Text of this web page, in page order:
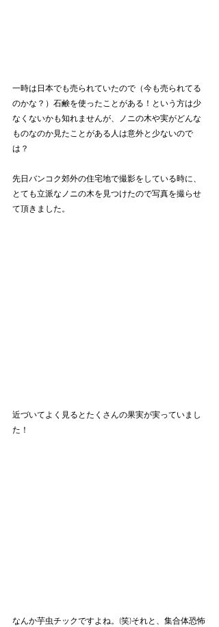
一時は日本でも売られていたので（今も売られてる
のかな？）石鹸を使ったことがある！という方は少
なくないかも知れませんが、ノニの木や実がどんな
ものなのか見たことがある人は意外と少ないので
は？
先日バンコク郊外の住宅地で撮影をしている時に、
とても立派なノニの木を見つけたので写真を撮らせ
て頂きました。
近づいてよく見るとたくさんの果実が実っていまし
た！
なんか芋虫チックですよね。(笑)それと、集合体恐怖